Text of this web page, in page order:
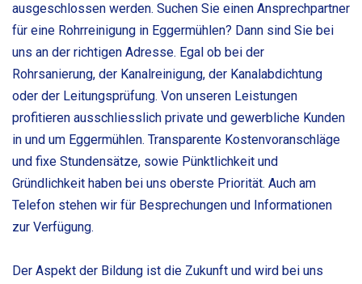
ausgeschlossen werden. Suchen Sie einen Ansprechpartner
für eine Rohrreinigung in Eggermühlen? Dann sind Sie bei
uns an der richtigen Adresse. Egal ob bei der
Rohrsanierung, der Kanalreinigung, der Kanalabdichtung
oder der Leitungsprüfung. Von unseren Leistungen
profitieren ausschliesslich private und gewerbliche Kunden
in und um Eggermühlen. Transparente Kostenvoranschläge
und fixe Stundensätze, sowie Pünktlichkeit und
Gründlichkeit haben bei uns oberste Priorität. Auch am
Telefon stehen wir für Besprechungen und Informationen
zur Verfügung.
Der Aspekt der Bildung ist die Zukunft und wird bei uns